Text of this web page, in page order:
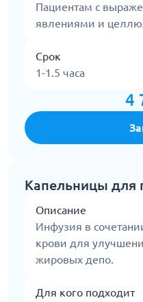
Пациентам с
явлениями и
Срок
1-1.5 часа
4
Капельницы для
Описание
Инфузия в
крови для
жировых депо.
Для кого подходит